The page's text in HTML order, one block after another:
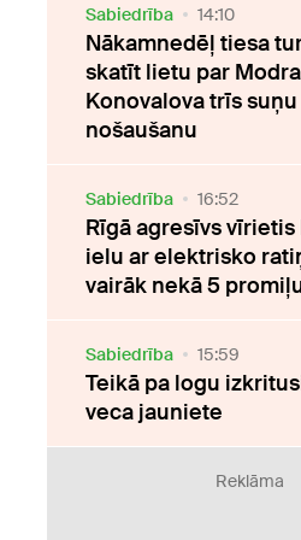
Sabiedrība 14:10
Nākamnedēļ tiesa
skatīt lietu par Modra
Konovalova trīs suņu
nošaušanu
Sabiedrība 16:52
Rīgā agresīvs
ielu ar elektrisko
vairāk nekā 5
Sabiedrība 15:59
Teikā pa logu
veca jauniete
Reklāma